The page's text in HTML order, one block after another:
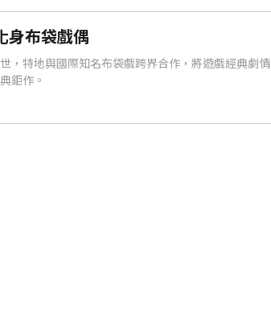
身布袋戲偶
，特地與國際知名布袋戲跨界合作，將遊戲經典劇情
鉅作。